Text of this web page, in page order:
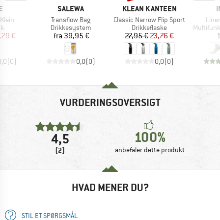
pris
€
(0)
MÆRKE
SALEWA
Artikel
Transflow Bag
Produktgruppe
Drikkesystem
Pris
fra 39,95 €
0,0(0)
MÆRKE
KLEAN KANTEEN
Artikel
Classic Narrow Flip Sport
Produktgruppe
Drikkeflaske
Pris
27,95 € Nedsat pris
23,76 €
0,0(0)
VURDERINGSOVERSIGT
4,5
(2)
100%
anbefaler dette produkt
HVAD MENER DU?
STIL ET SPØRGSMÅL